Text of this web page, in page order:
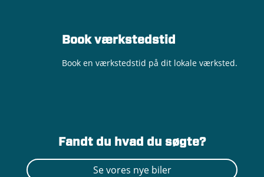
Book værkstedstid
Book en værkstedstid på dit lokale værksted.
Fandt du hvad du søgte?
Se vores nye biler